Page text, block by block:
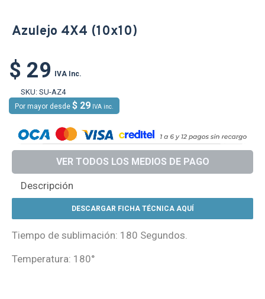
Azulejo 4X4 (10x10)
$ 29 IVA Inc.
SKU: SU-AZ4
Por mayor desde $ 29 IVA inc.
Descripción
DESCARGAR FICHA TÉCNICA AQUÍ
Tiempo de sublimación: 180 Segundos.
Temperatura: 180°
VER TODOS LOS MEDIOS DE PAGO